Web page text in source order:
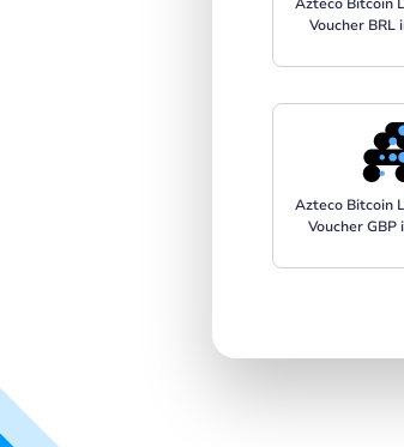
Voucher BRL
Azteco Bitcoin
Voucher GBP